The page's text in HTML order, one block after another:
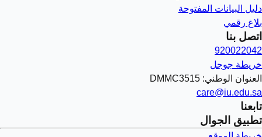
دليل البيانات المفتوحة
بلاغ رقمي
اتصل بنا
920022042
خريطة جوجل
العنوان الوطني: DMMC3515
care@iu.edu.sa
تابعنا
تطبيق الجوال